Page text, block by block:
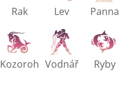
Rak Lev Panna
Kozoroh Vodnář Ryby